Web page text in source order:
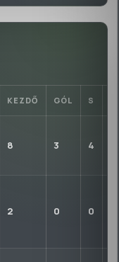
KEZDŐ GÓL S
8 3 4
2 0 0